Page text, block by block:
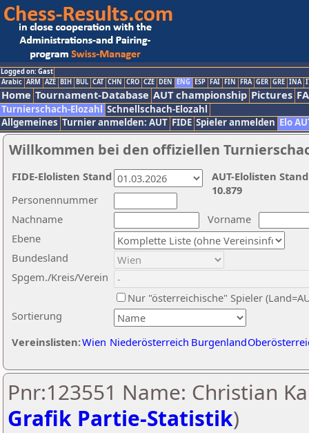
Logged on: Gast
Arabic ARM AZE BIH BUL CAT CHN CRO CZE DEN ENG ESP FAI FIN FRA GER GRE INA
Home Tournament-Database AUT championship Pictures
Turnierschach-Elozahl Schnellschach-Elozahl
Allgemeines Turnier anmelden: AUT FIDE Spieler anmelden Elo
Willkommen bei den offiziellen
Nachname
Vorname
Ebene
Sortierung
Personennummer
Bundesland
Spgem./Kreis/Verein
Nur "österreichische" Spieler
Vereinslisten:Wien Niederösterreich Burgenland
AUT-Elolisten
10.879
FIDE-Elolisten Stand
Pnr:123551 Name: Christian
Grafik Partie-Statistik)